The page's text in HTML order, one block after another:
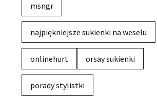
msngr
najpiękniejsze sukienki na weselu
onlinehurt orsay sukienki
porady stylistki